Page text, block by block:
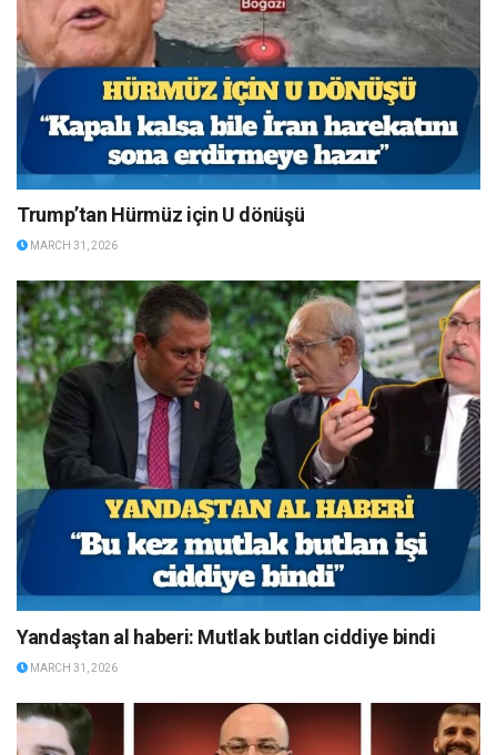
Trump’tan Hürmüz için U dönüşü
MARCH 31, 2026
Yandaştan al haberi: Mutlak butlan ciddiye bindi
MARCH 31, 2026